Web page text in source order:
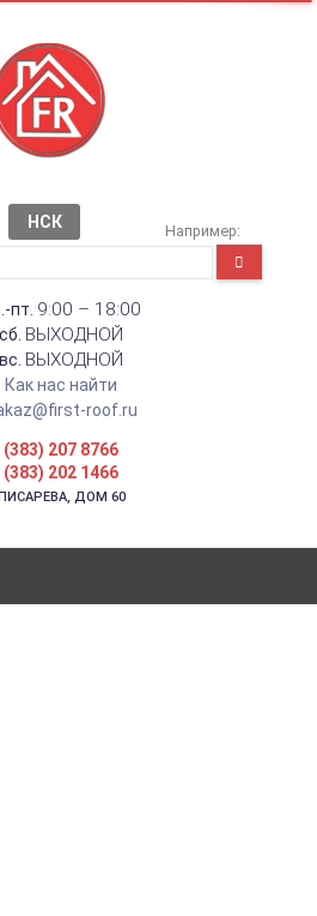
НСК Например:
пт. 9:00 – 18:00
сб. ВЫХОДНОЙ
вс. ВЫХОДНОЙ
Как нас найти
roof.ru
(383) 207 8766
(383) 202 1466
ДОМ 60